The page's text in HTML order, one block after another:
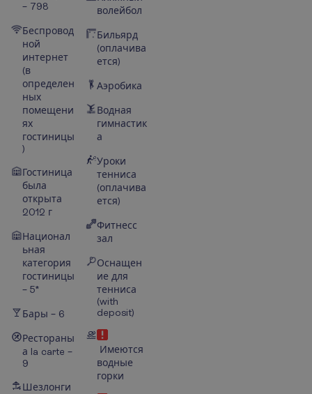
– 798
Беспровод
ной
интернет
(в
определен
ных
помещени
ях
гостиницы
)
Гостиница
была
открыта
2012 г
Национал
ьная
категория
гостиницы
– 5*
Бары – 6
Рестораны
а la carte –
9
Шезлонги
волейбол
Бильярд
(оплачива
ется)
Аэробика
Водная
гимнастик
а
Уроки
тенниса
(оплачива
ется)
Фитнесс
зал
Оснащен
ие для
тенниса
(with
deposit)
Имеются
водные
горки